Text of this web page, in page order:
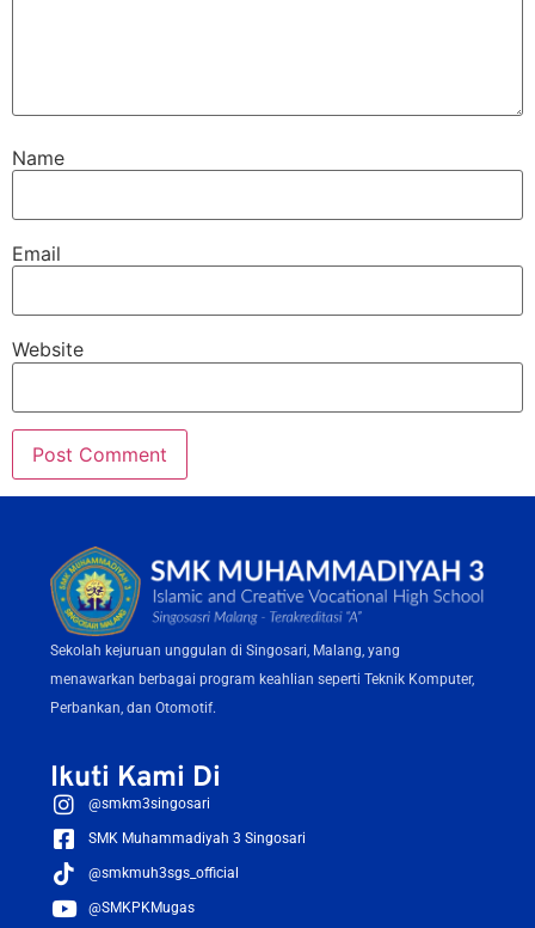
Name
Email
Website
Sekolah kejuruan unggulan di Singosari, Malang, yang
menawarkan berbagai program keahlian seperti Teknik Komputer,
Perbankan, dan Otomotif.
Ikuti Kami Di
@smkm3singosari
SMK Muhammadiyah 3 Singosari
@smkmuh3sgs_official
@SMKPKMugas